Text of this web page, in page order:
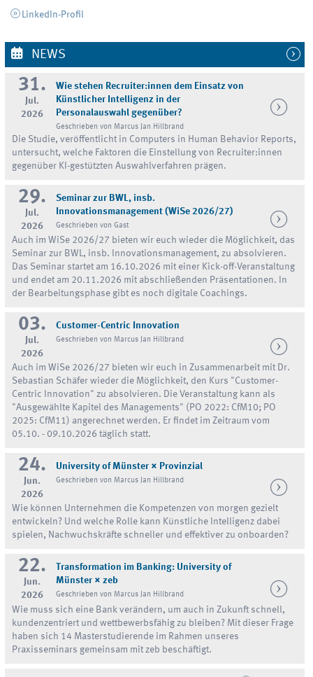
LinkedIn-Profil
NEWS
31.
Jul.
2026
Wie stehen Recruiter:innen dem Einsatz von
Künstlicher Intelligenz in der
Personalauswahl gegenüber?
Geschrieben von Marcus Jan Hillbrand
Die Studie, veröffentlicht in Computers in Human Behavior Reports,
untersucht, welche Faktoren die Einstellung von Recruiter:innen
gegenüber KI-gestützten Auswahlverfahren prägen.
29.
Jul.
2026
Seminar zur BWL, insb.
Innovationsmanagement (WiSe 2026/27)
Geschrieben von Gast
Auch im WiSe 2026/27 bieten wir euch wieder die Möglichkeit, das
Seminar zur BWL, insb. Innovationsmanagement, zu absolvieren.
Das Seminar startet am 16.10.2026 mit einer Kick-off-Veranstaltung
und endet am 20.11.2026 mit abschließenden Präsentationen. In
der Bearbeitungsphase gibt es noch digitale Coachings.
03.
Jul.
2026
Customer-Centric Innovation
Geschrieben von Marcus Jan Hillbrand
Auch im WiSe 2026/27 bieten wir euch in Zusammenarbeit mit Dr.
Sebastian Schäfer wieder die Möglichkeit, den Kurs "Customer-
Centric Innovation" zu absolvieren. Die Veranstaltung kann als
"Ausgewählte Kapitel des Managements" (PO 2022: CfM10; PO
2025: CfM11) angerechnet werden. Er findet im Zeitraum vom
05.10. - 09.10.2026 täglich statt.
24.
Jun.
2026
University of Münster × Provinzial
Geschrieben von Marcus Jan Hillbrand
Wie können Unternehmen die Kompetenzen von morgen gezielt
entwickeln? Und welche Rolle kann Künstliche Intelligenz dabei
spielen, Nachwuchskräfte schneller und effektiver zu onboarden?
22.
Jun.
2026
Transformation im Banking: University of
Münster × zeb
Geschrieben von Marcus Jan Hillbrand
Wie muss sich eine Bank verändern, um auch in Zukunft schnell,
kundenzentriert und wettbewerbsfähig zu bleiben? Mit dieser Frage
haben sich 14 Masterstudierende im Rahmen unseres
Praxisseminars gemeinsam mit zeb beschäftigt.